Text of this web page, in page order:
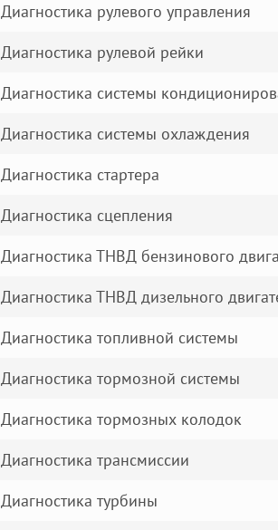
Диагностика рулевого управления
Диагностика рулевой рейки
Диагностика системы
Диагностика системы охлаждения
Диагностика стартера
Диагностика сцепления
Диагностика ТНВД бензинового
Диагностика ТНВД дизельного
Диагностика топливной системы
Диагностика тормозной системы
Диагностика тормозных колодок
Диагностика трансмиссии
Диагностика турбины